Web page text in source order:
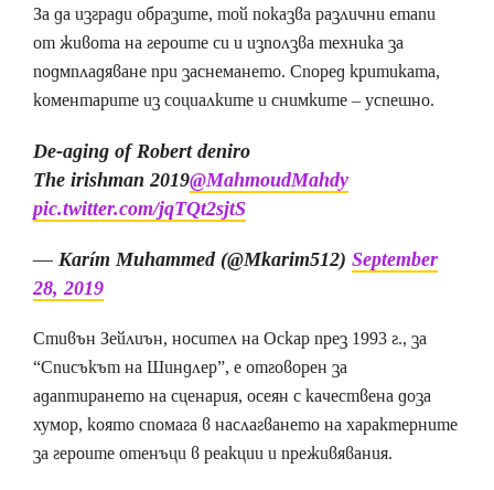
За да изгради образите, той показва различни етапи
от живота на героите си и използва техника за
подмпладяване при заснемането. Според критиката,
коментарите из социалките и снимките – успешно.
De-aging of Robert deniro
The irishman 2019@MahmoudMahdy
pic.twitter.com/jqTQt2sjtS
— Karím Muhammed (@Mkarim512) September
28, 2019
Стивън Зейлиън, носител на Оскар през 1993 г., за
“Списъкът на Шиндлер”, е отговорен за
адаптирането на сценария, осеян с качествена доза
хумор, която спомага в наслагването на характерните
за героите отенъци в реакции и преживявания.